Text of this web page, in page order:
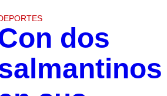
dos